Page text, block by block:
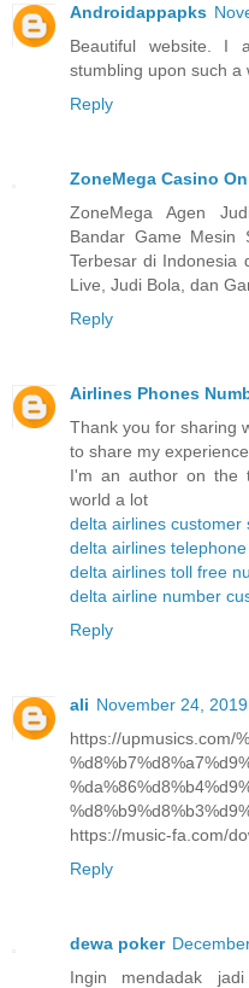
Androidappapks
Beautiful website. I
stumbling upon such a
Reply
ZoneMega Casino
ZoneMega Agen
Bandar Game Mesin
Terbesar di Indonesia
Live, Judi Bola, dan
Reply
Airlines Phones
Thank you for sharing
to share my
I'm an author on the
world a lot
delta airlines customer
delta airlines
delta airlines toll free
delta airline number
Reply
ali November 24,
https://upmusics.com/
https://music-fa.com/
Reply
dewa poker
Ingin mendadak